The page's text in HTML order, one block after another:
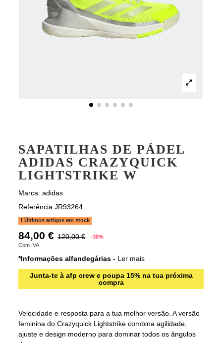
SAPATILHAS DE PÁDEL
ADIDAS CRAZYQUICK
LIGHTSTRIKE W
Marca: adidas
Referência JR93264
Últimos artigos em stock
84,00 € 120,00 €
-30%
Com IVA
*Informações alfandegárias - Ler mais
Junta-te à afp crew e poupa 15% na tua próxima
compra
Velocidade e resposta para a tua melhor versão. A versão
feminina do Crazyquick Lightstrike combina agilidade,
ajuste e design moderno para dominar todos os ângulos